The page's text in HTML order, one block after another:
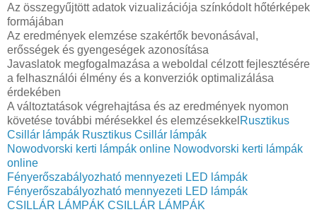
Az összegyűjtött adatok vizualizációja színkódolt hőtérképek
formájában
Az eredmények elemzése szakértők bevonásával,
erősségek és gyengeségek azonosítása
Javaslatok megfogalmazása a weboldal célzott fejlesztésére
a felhasználói élmény és a konverziók optimalizálása
érdekében
A változtatások végrehajtása és az eredmények nyomon
követése további mérésekkel és elemzésekkel Rusztikus
Csillár lámpák Rusztikus Csillár lámpák
Nowodvorski kerti lámpák online Nowodvorski kerti lámpák
online
Fényerőszabályozható mennyezeti LED lámpák
Fényerőszabályozható mennyezeti LED lámpák
CSILLÁR LÁMPÁK CSILLÁR LÁMPÁK